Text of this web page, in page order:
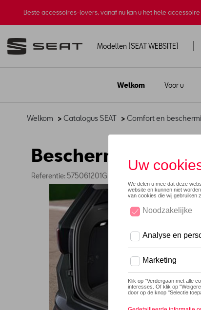
Beste accessoires-lovers, vanaf nu kan u het hele
Modellen (SEAT WEBSITE)
Welkom Voor u
Welkom > Catalogus SEAT > Comfort en
Beschermplaat
Referentie: 575061201G